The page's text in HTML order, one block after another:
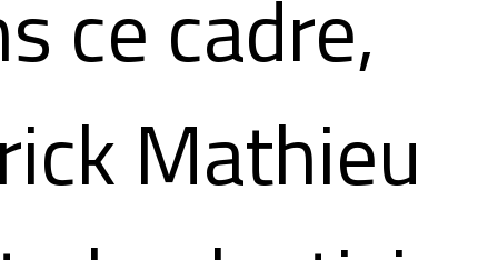
ce cadre,
Mathieu